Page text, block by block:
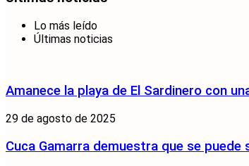
Lo más leído
Últimas noticias
Amanece la playa de El Sardinero con
29 de agosto de 2025
Cuca Gamarra demuestra que se